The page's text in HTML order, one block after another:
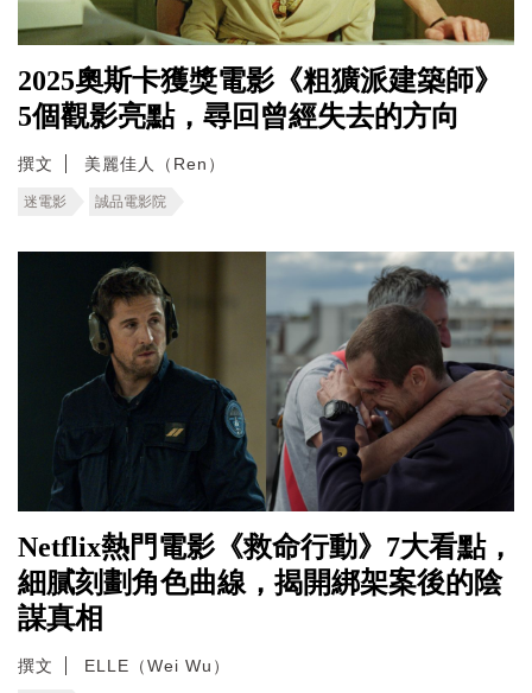
2025奧斯卡獲獎電影《粗獷派建築師》
5個觀影亮點，尋回曾經失去的方向
撰文 美麗佳人（Ren）
迷電影 誠品電影院
Netflix熱門電影《救命行動》7大看點，
細膩刻劃角色曲線，揭開綁架案後的陰
謀真相
撰文 ELLE（Wei Wu）